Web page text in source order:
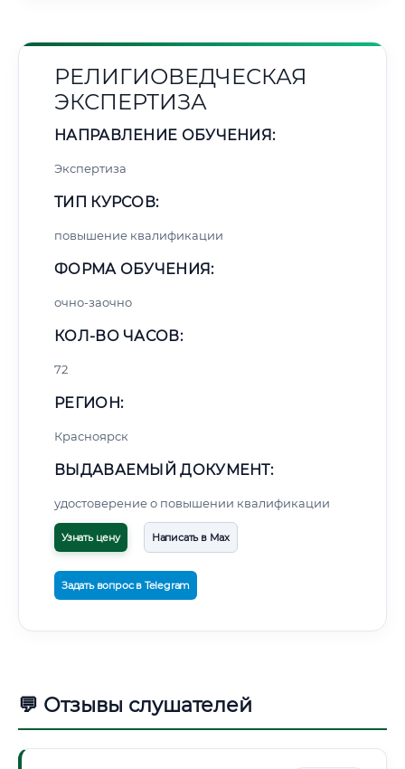
РЕЛИГИОВЕДЧЕСКАЯ
ЭКСПЕРТИЗА
НАПРАВЛЕНИЕ ОБУЧЕНИЯ:
Экспертиза
ТИП КУРСОВ:
повышение квалификации
ФОРМА ОБУЧЕНИЯ:
очно-заочно
КОЛ-ВО ЧАСОВ:
72
РЕГИОН:
Красноярск
ВЫДАВАЕМЫЙ ДОКУМЕНТ:
удостоверение о повышении квалификации
Узнать цену Написать в Max
Задать вопрос в Telegram
💬 Отзывы слушателей